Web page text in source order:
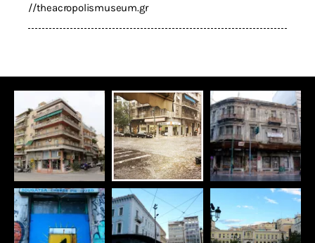
//theacropolismuseum.gr